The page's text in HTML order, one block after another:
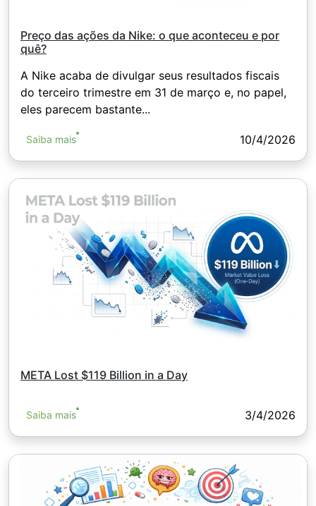
Preço das ações da Nike: o que aconteceu e por
quê?
A Nike acaba de divulgar seus resultados fiscais
do terceiro trimestre em 31 de março e, no papel,
eles parecem bastante...
Saiba mais 10/4/2026
META Lost $119 Billion in a Day
Saiba mais 3/4/2026